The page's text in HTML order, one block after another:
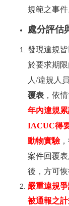
規範之事件
處分評估
發現違規
於要求期
人 /違規人
覆表 ，依
年內違規
IACUC得
動物實驗
案件回覆
後，方可恢
嚴重違規
被通報之